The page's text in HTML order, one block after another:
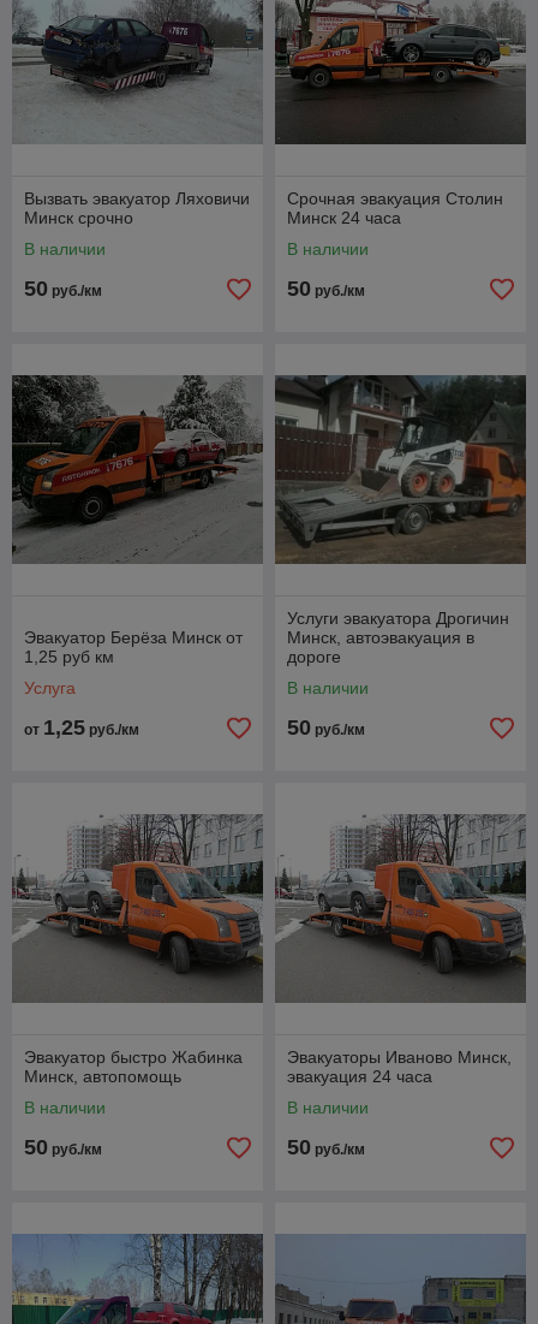
Вызвать эвакуатор Ляховичи
Минск срочно
В наличии
50 руб./км
Срочная эвакуация Столин
Минск 24 часа
В наличии
50 руб./км
Эвакуатор Берёза Минск от
1,25 руб км
Услуга
от 1,25 руб./км
Услуги эвакуатора Дрогичин
Минск, автоэвакуация в
дороге
В наличии
50 руб./км
Эвакуатор быстро Жабинка
Минск, автопомощь
В наличии
50 руб./км
Эвакуаторы Иваново Минск,
эвакуация 24 часа
В наличии
50 руб./км